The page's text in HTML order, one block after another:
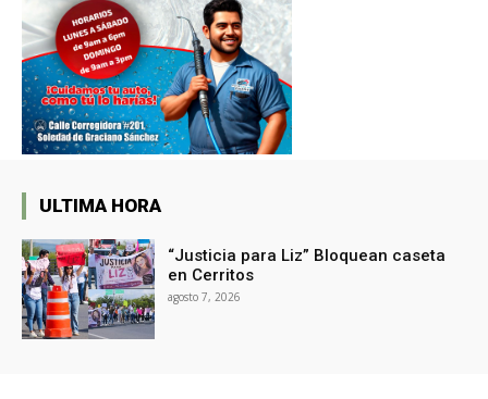
ULTIMA HORA
“Justicia para Liz” Bloquean caseta
en Cerritos
agosto 7, 2026